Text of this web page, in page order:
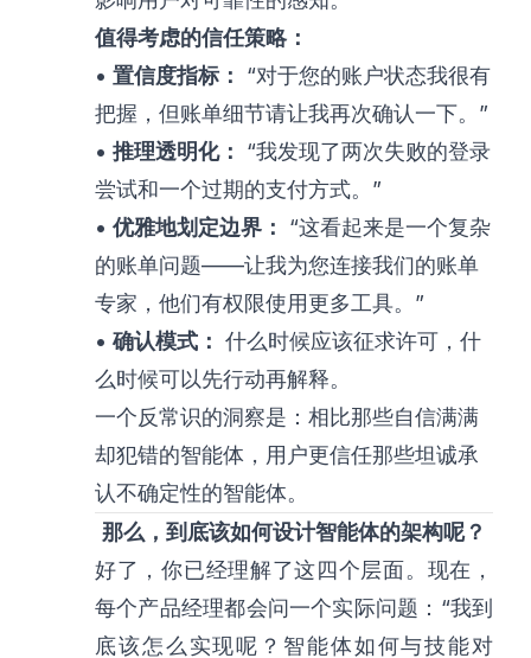
值得考虑的信任策略：
• 置信度指标：
“对于您的账户状态我很有
把握，但账单细节请让我再次确认一下。”
• 推理透明化：
“我发现了两次失败的登录
尝试和一个过期的支付方式。”
• 优雅地划定边界：
“这看起来是一个复杂
的账单问题——让我为您连接我们的账单
专家，他们有权限使用更多工具。”
•确认模式： 什么时候应该征求许可，什
么时候可以先行动再解释。
一个反常识的洞察是：相比那些自信满满
却犯错的智能体，用户更信任那些坦诚承
认不确定性的智能体。
那么，到底该如何设计智能体的架构呢？
好了，你已经理解了这四个层面。现在，
每个产品经理都会问一个实际问题：“我到
底该怎么实现呢？智能体如何与技能对